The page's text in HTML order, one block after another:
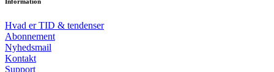
Hvad er TID & tendenser
Abonnement
Nyhedsmail
Kontakt
Support